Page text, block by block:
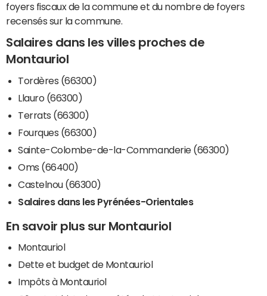
foyers fiscaux de la commune et du nombre de foyers
recensés sur la commune.
Salaires dans les villes proches de
Montauriol
Tordères (66300)
Llauro (66300)
Terrats (66300)
Fourques (66300)
Sainte-Colombe-de-la-Commanderie (66300)
Oms (66400)
Castelnou (66300)
Salaires dans les Pyrénées-Orientales
En savoir plus sur Montauriol
Montauriol
Dette et budget de Montauriol
Impôts à Montauriol